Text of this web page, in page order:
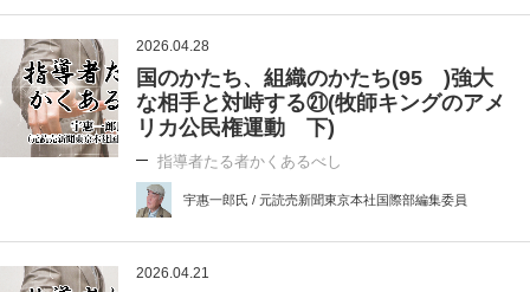
2026.04.28
国のかたち、組織のかたち(95 )強大
な相手と対峙する㉑(牧師キングのアメ
リカ公民権運動 下)
指導者たる者かくあるべし
宇惠一郎氏 / 元読売新聞東京本社国際部編集委員
2026.04.21